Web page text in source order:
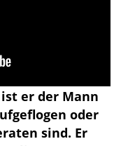
er der Mann
oder
sind. Er